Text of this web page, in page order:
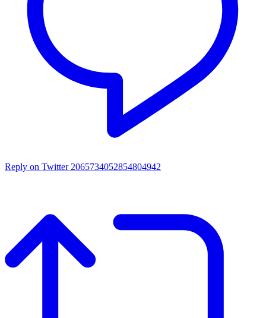
Reply on Twitter 2065734052854804942